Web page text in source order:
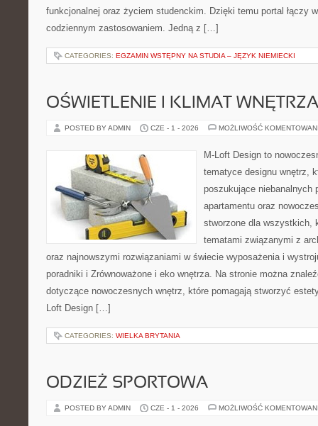
funkcjonalnej oraz życiem studenckim. Dzięki temu portal łączy
codziennym zastosowaniem. Jedną z […]
CATEGORIES: EGZAMIN WSTĘPNY NA STUDIA – JĘZYK NIEMIECKI
OŚWIETLENIE I KLIMAT WNĘTRZA
POSTED BY ADMIN CZE - 1 - 2026 MOŻLIWOŚĆ
M-Loft Design to
tematyce designu wnętrz,
poszukujące niebanalnych
apartamentu oraz
stworzone dla wszystkich,
tematami związanymi z
oraz najnowszymi rozwiązaniami w świecie wyposażenia i
poradniki i Zrównoważone i eko wnętrza. Na stronie można
dotyczące nowoczesnych wnętrz, które pomagają stworzyć
Loft Design […]
CATEGORIES: WIELKA BRYTANIA
ODZIEŻ SPORTOWA
POSTED BY ADMIN CZE - 1 - 2026 MOŻLIWOŚĆ